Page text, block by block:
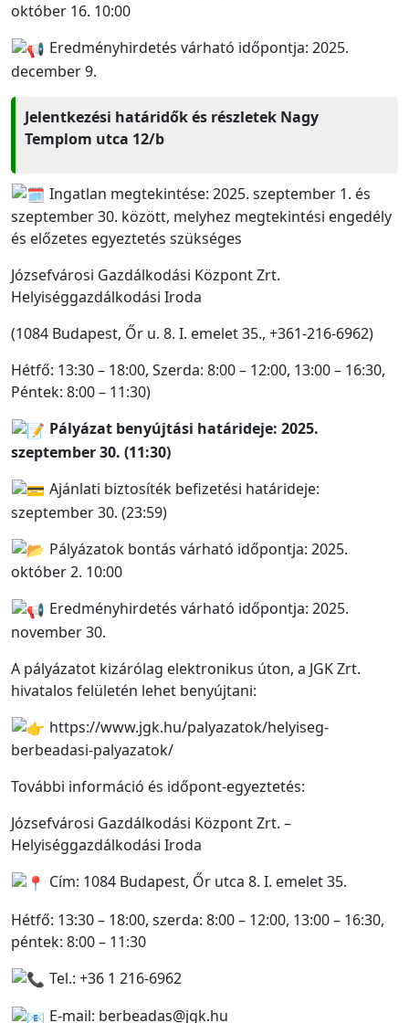
október 16. 10:00
Eredményhirdetés várható időpontja: 2025.
december 9.
Jelentkezési határidők és részletek Nagy
Templom utca 12/b
Ingatlan megtekintése: 2025. szeptember 1. és
szeptember 30. között, melyhez megtekintési engedély
és előzetes egyeztetés szükséges
Józsefvárosi Gazdálkodási Központ Zrt.
Helyiséggazdálkodási Iroda
(1084 Budapest, Őr u. 8. I. emelet 35., +361-216-6962)
Hétfő: 13:30 – 18:00, Szerda: 8:00 – 12:00, 13:00 – 16:30,
Péntek: 8:00 – 11:30)
Pályázat benyújtási határideje: 2025.
szeptember 30. (11:30)
Ajánlati biztosíték befizetési határideje:
szeptember 30. (23:59)
Pályázatok bontás várható időpontja: 2025.
október 2. 10:00
Eredményhirdetés várható időpontja: 2025.
november 30.
A pályázatot kizárólag elektronikus úton, a JGK Zrt.
hivatalos felületén lehet benyújtani:
https://www.jgk.hu/palyazatok/helyiseg-
berbeadasi-palyazatok/
További információ és időpont-egyeztetés:
Józsefvárosi Gazdálkodási Központ Zrt. –
Helyiséggazdálkodási Iroda
Cím: 1084 Budapest, Őr utca 8. I. emelet 35.
Hétfő: 13:30 – 18:00, szerda: 8:00 – 12:00, 13:00 – 16:30,
péntek: 8:00 – 11:30
Tel.: +36 1 216-6962
E-mail: berbeadas@jgk.hu